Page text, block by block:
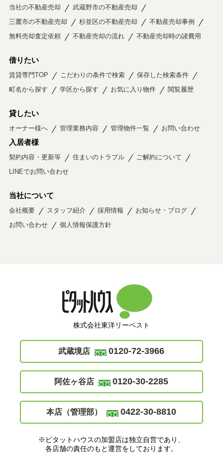
当社の不動産売却
武蔵野市の不動産売却
三鷹市の不動産売却
杉並区の不動産売却
不動産売却事例
無料売却査定依頼
不動産売却の流れ 不動産売却時の諸費用
借りたい
賃貸専門TOP こだわりの条件で検索
保存した検索条件
町名から探す
学区から探す お気に入り物件 閲覧履歴
貸したい
オーナー様へ 管理業務内容 管理物件一覧 お問い合わせ
入居者様
契約内容・更新等 住まいのトラブル
ご解約について
LINEでお問い合わせ
当社について
会社概要 スタッフ紹介 採用情報
お知らせ・ブログ
お問い合わせ
個人情報保護方針
株式会社東洋リーベスト
武蔵境店 0120-72-3966
阿佐ヶ谷店 0120-30-2285
本店（管理部） 0422-30-8810
※ピタットハウスの加盟店は独立自営であり、
各店舗の責任のもと運営をしております。